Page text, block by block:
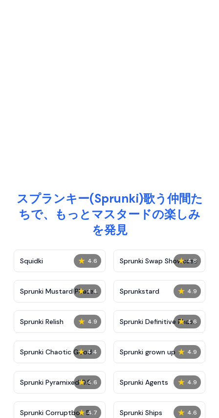
スプランキー(Sprunki)歌う仲間た
ちで、もっとマスタードの楽しみ
を発見
★ 4.6
Squidki ★ 4.8
Sprunki Swap Showcase
★ 4.4
Sprunki Mustard Phase
2
★ 4.9
Sprunkstard
★ 4.9
Sprunki Relish ★ 4.6
Sprunki Definitive Phase
7
★ 4.4
Sprunki Chaotic Good ★ 4.9
Sprunki grown up
★ 4.6
Sprunki Pyramixed 0.9 ★ 4.9
Sprunki Agents
★ 4.7
Sprunki Corruptbox 5 ★ 4.6
Sprunki Ships